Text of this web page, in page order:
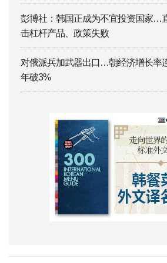
彭博社：韩国正成为不宜投资国家…
击杠杆产品、政策失败
对俄派兵加武器出口…朝经济增长率
年破3%